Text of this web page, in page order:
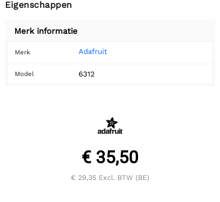
Eigenschappen
Merk informatie
Merk Adafruit
Model 6312
€ 35,50
€ 29,35 Excl. BTW (BE)